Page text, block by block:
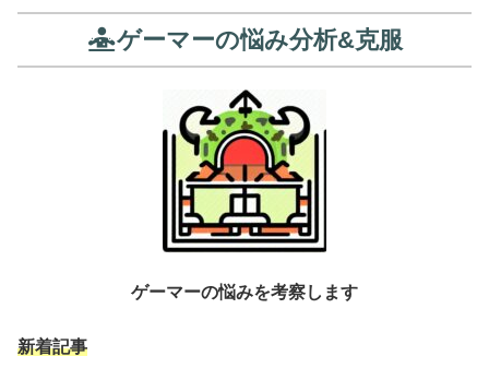
ゲーマーの悩み分析&克服
ゲーマーの悩みを考察します
新着記事